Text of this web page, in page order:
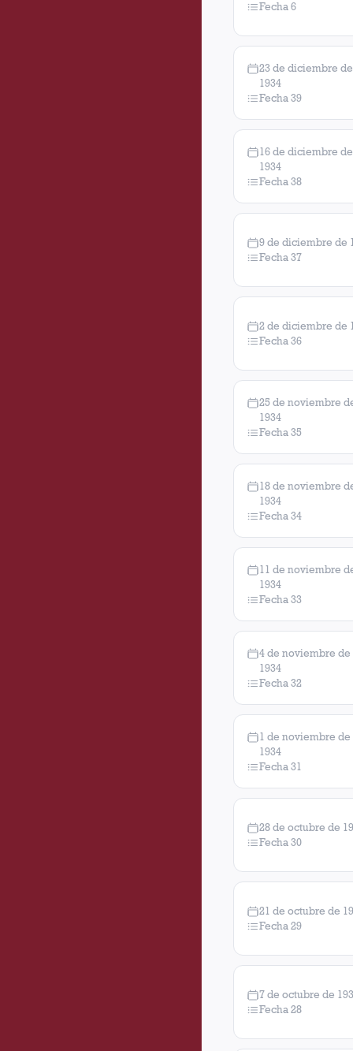
Fecha 6
23 de diciembre de
1934
Fecha 39
16 de diciembre de
1934
Fecha 38
9 de diciembre de
Fecha 37
2 de diciembre de
Fecha 36
25 de noviembre
1934
Fecha 35
18 de noviembre
1934
Fecha 34
11 de noviembre
1934
Fecha 33
4 de noviembre de
1934
Fecha 32
1 de noviembre de
1934
Fecha 31
28 de octubre de
Fecha 30
21 de octubre de
Fecha 29
7 de octubre de
Fecha 28